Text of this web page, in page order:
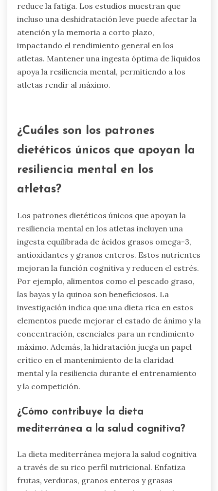
reduce la fatiga. Los estudios muestran que
incluso una deshidratación leve puede afectar la
atención y la memoria a corto plazo,
impactando el rendimiento general en los
atletas. Mantener una ingesta óptima de líquidos
apoya la resiliencia mental, permitiendo a los
atletas rendir al máximo.
¿Cuáles son los patrones
dietéticos únicos que apoyan la
resiliencia mental en los
atletas?
Los patrones dietéticos únicos que apoyan la
resiliencia mental en los atletas incluyen una
ingesta equilibrada de ácidos grasos omega-3,
antioxidantes y granos enteros. Estos nutrientes
mejoran la función cognitiva y reducen el estrés.
Por ejemplo, alimentos como el pescado graso,
las bayas y la quinoa son beneficiosos. La
elementos puede mejorar el estado de ánimo y la
concentración, esenciales para un rendimiento
máximo. Además, la hidratación juega un papel
mental y la resiliencia durante el entrenamiento